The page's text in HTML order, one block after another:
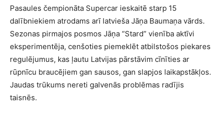
Pasaules čempionāta Supercar ieskaitē starp 15
dalībniekiem atrodams arī latvieša Jāņa Baumaņa vārds.
Sezonas pirmajos posmos Jāņa “Stard” vienība aktīvi
eksperimentēja, cenšoties piemeklēt atbilstošos piekares
regulējumus, kas ļautu Latvijas pārstāvim cīnīties ar
rūpnīcu braucējiem gan sausos, gan slapjos laikapstākļos.
Jaudas trūkums nereti galvenās problēmas radījis
taisnēs.